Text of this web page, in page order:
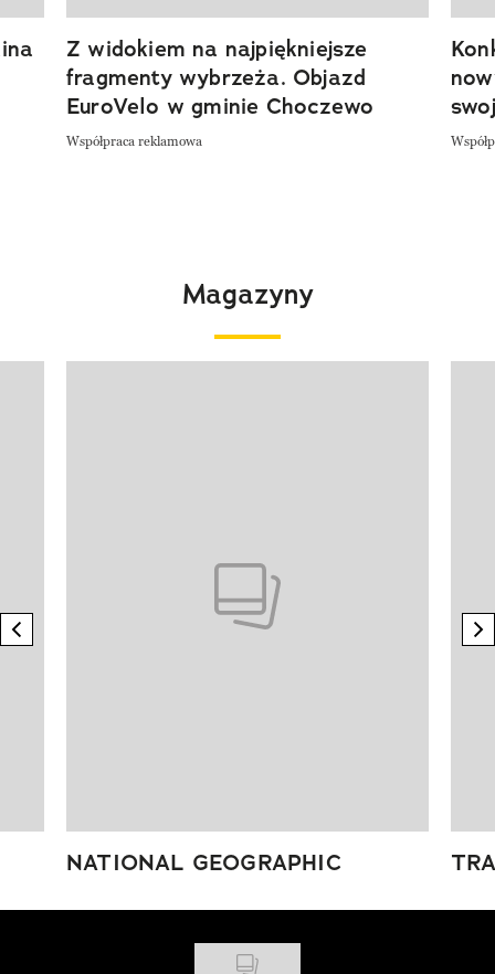
Z widokiem na najpiękniejsze
fragmenty wybrzeża. Objazd
EuroVelo w gminie Choczewo
Współpraca reklamowa
Magazyny
previous element
NATIONAL GEOGRAPHIC